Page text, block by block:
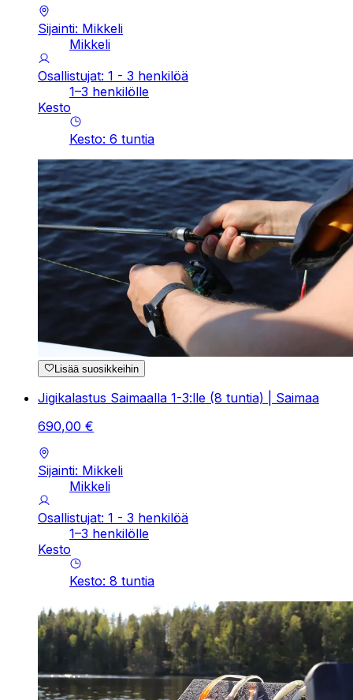
Sijainti: Mikkeli
Mikkeli
Osallistujat: 1 - 3 henkilöä
1–3 henkilölle
Kesto
Kesto: 6 tuntia
Lisää suosikkeihin
Jigikalastus Saimaalla 1-3:lle (8 tuntia) | Saimaa
690,00 €
Sijainti: Mikkeli
Mikkeli
Osallistujat: 1 - 3 henkilöä
1–3 henkilölle
Kesto
Kesto: 8 tuntia